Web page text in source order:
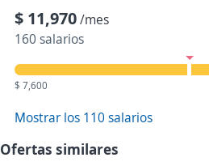
$ 11,970/mes
160 salarios
$ 7,600
Mostrar los 110 salarios
Ofertas similares